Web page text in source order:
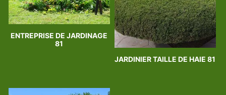
ENTREPRISE DE JARDINAGE
81
JARDINIER TAILLE DE HAIE 81